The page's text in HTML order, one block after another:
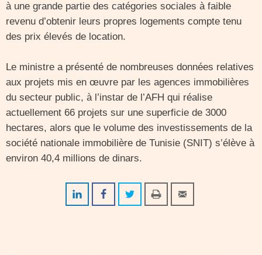
à une grande partie des catégories sociales à faible
revenu d’obtenir leurs propres logements compte tenu
des prix élevés de location.
Le ministre a présenté de nombreuses données relatives
aux projets mis en œuvre par les agences immobilières
du secteur public, à l’instar de l’AFH qui réalise
actuellement 66 projets sur une superficie de 3000
hectares, alors que le volume des investissements de la
société nationale immobilière de Tunisie (SNIT) s’élève à
environ 40,4 millions de dinars.